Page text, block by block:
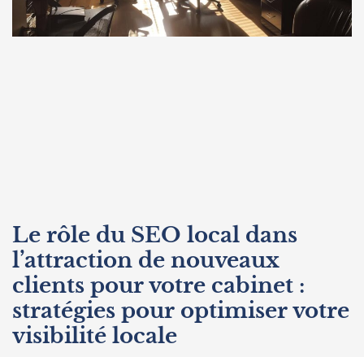
Le rôle du SEO local dans
l’attraction de nouveaux
clients pour votre cabinet :
stratégies pour optimiser votre
visibilité locale